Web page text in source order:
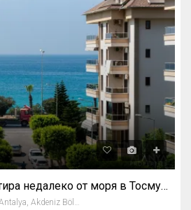
2х-комнатная квартира недалеко от моря в Тосмуре / Алания